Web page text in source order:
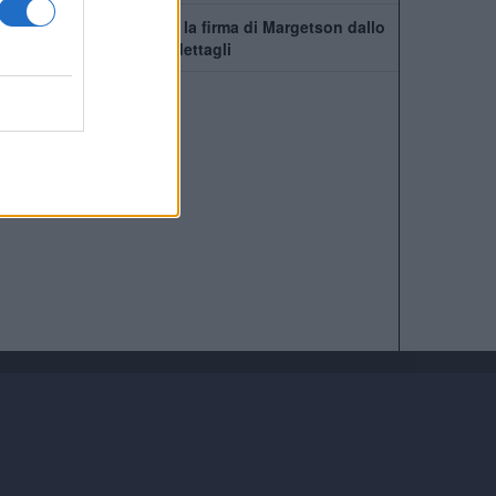
Manchester United, c'è la firma di Margetson dallo
Swansea: annuncio e dettagli